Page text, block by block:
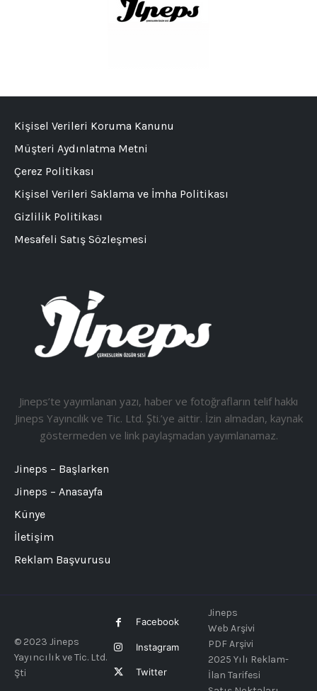
Jineps’te yayımlanan yazı, haber ve fotoğrafların telif hakkı
Jineps Yayıncılık ve Tic. Ltd. Şti.’ye aittir. İzin almadan, kaynak
göstermeden ve link paylaşmadan yayımlanamaz.
Jineps – Başlarken
Jineps – Anasayfa
Künye
İletişim
Reklam Başvurusu
Kişisel Verileri Koruma Kanunu
Müşteri Aydınlatma Metni
Çerez Politikası
Kişisel Verileri Saklama ve İmha Politikası
Gizlilik Politikası
Mesafeli Satış Sözleşmesi
© 2023 Jineps
Yayıncılık ve Tic. Ltd.
Şti
Facebook
Instagram
Twitter
Jineps
Web Arşivi
PDF Arşivi
2025 Yılı Reklam-
İlan Tarifesi